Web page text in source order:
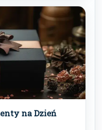
na Dzień